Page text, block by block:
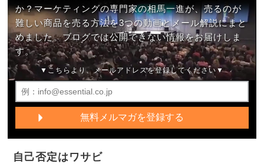
か？マーケティングの専門家の相馬一進が、売るのが
難しい商品を売る方法を3つの動画とメール解説にまと
めました。ブログでは公開できない情報をお届けしま
す。
▼こちらより、メールアドレスを登録してください▼
自己否定はワサビ